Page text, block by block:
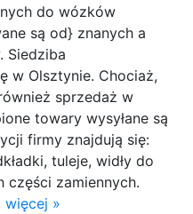
do wózków
są od} znanych a
Siedziba
w Olsztynie. Chociaż,
sprzedaż w
towary wysyłane są
firmy znajdują się:
tuleje, widły do
części zamiennych.
więcej »